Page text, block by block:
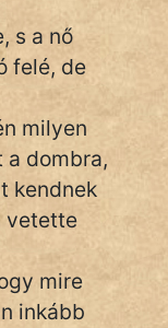
s a nő
felé, de
milyen
dombra,
kendnek
vetette
mire
inkább